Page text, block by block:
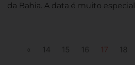
da Bahia. A data é muito especial
« 14 15 16 17 18